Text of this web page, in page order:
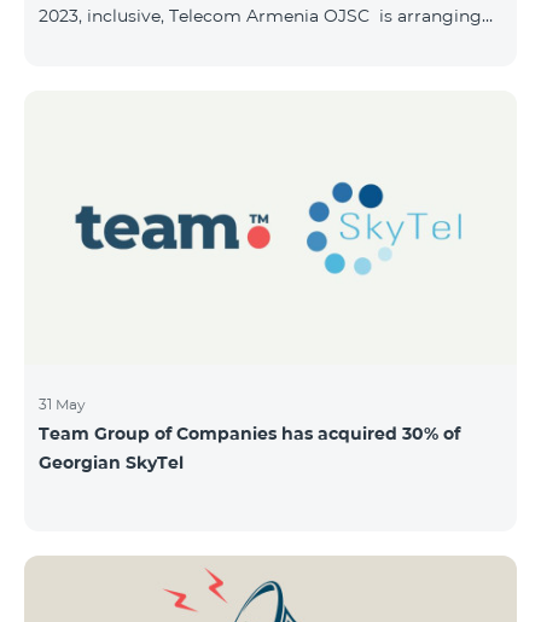
2023, inclusive, Telecom Armenia OJSC is arranging
VOLUME 41,200 AMD
31 May
Team Group of Companies has acquired 30% of
Georgian SkyTel